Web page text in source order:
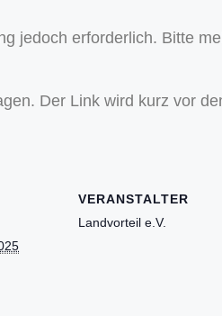
jedoch erforderlich. Bitte
Der Link wird kurz vor
VERANSTALTER
Landvorteil e.V.